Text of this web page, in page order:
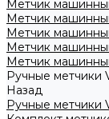
Метчик
Метчик
Метчик
Метчик
Метчик
Ручные метчики
Назад
Ручные метчики